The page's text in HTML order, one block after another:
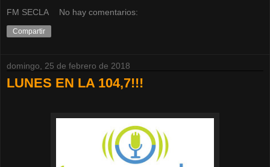
FM SECLA No hay comentarios:
Compartir
domingo, 25 de febrero de 2018
LUNES EN LA 104,7!!!